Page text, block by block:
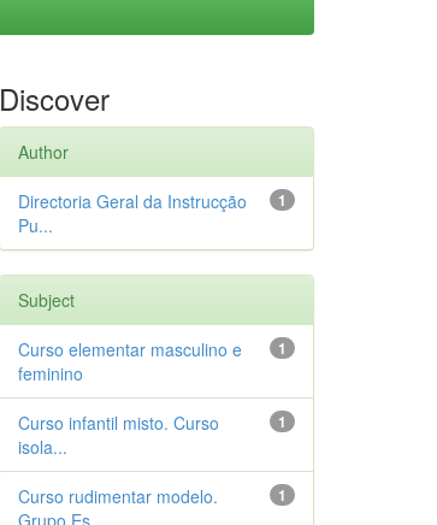
Discover
Author
1
Directoria Geral da Instrucção
Pu...
Subject
1
Curso elementar masculino e
feminino
1
Curso infantil misto. Curso
isola...
1
Curso rudimentar modelo.
Grupo Es...